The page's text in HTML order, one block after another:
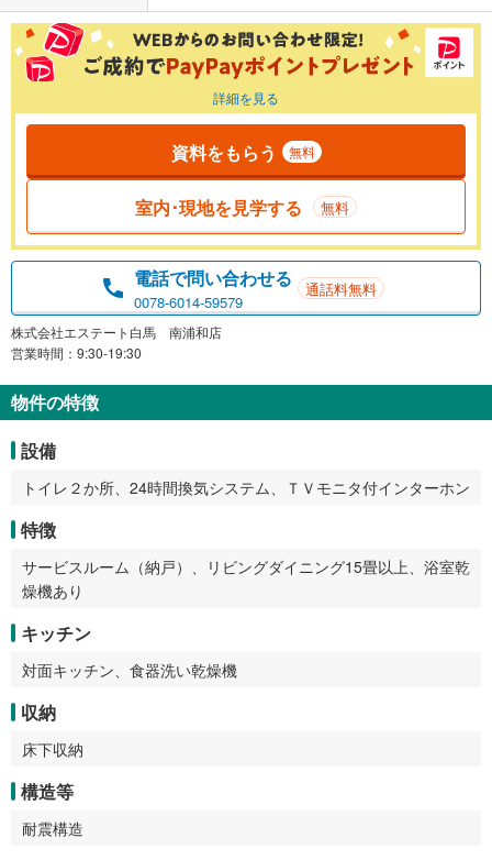
詳細を見る
資料をもらう 無料
室内･現地を見学する 無料
電話で問い合わせる
0078-6014-59579
通話料無料
株式会社エステート白馬 南浦和店
営業時間：9:30-19:30
物件の特徴
設備
トイレ２か所、24時間換気システム、ＴＶモニタ付インターホン
特徴
サービスルーム（納戸）、リビングダイニング15畳以上、浴室乾
燥機あり
キッチン
対面キッチン、食器洗い乾燥機
収納
床下収納
構造等
耐震構造